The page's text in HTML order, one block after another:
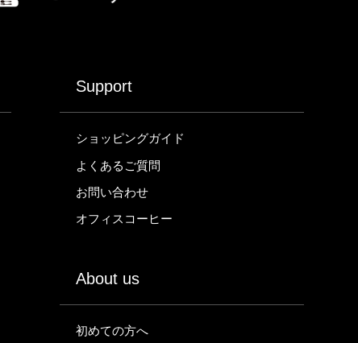
Support
ショッピングガイド
よくあるご質問
お問い合わせ
オフィスコーヒー
About us
初めての方へ